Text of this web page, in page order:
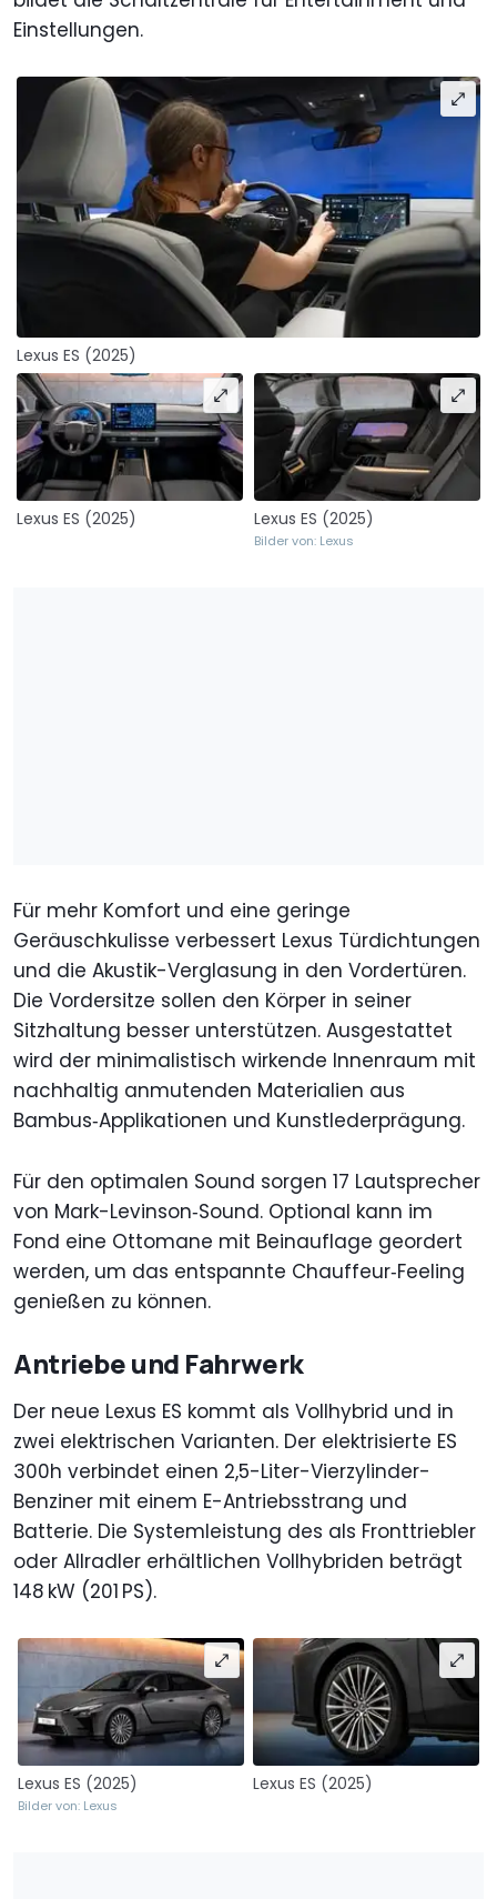
Einstellungen.
Lexus ES (2025)
Lexus ES (2025) Lexus ES (2025)
Bilder von: Lexus
Für mehr Komfort und eine geringe
Geräuschkulisse verbessert Lexus Türdichtungen
und die Akustik-Verglasung in den Vordertüren.
Die Vordersitze sollen den Körper in seiner
Sitzhaltung besser unterstützen. Ausgestattet
wird der minimalistisch wirkende Innenraum mit
nachhaltig anmutenden Materialien aus
Bambus‑Applikationen und Kunstlederprägung.
Für den optimalen Sound sorgen 17 Lautsprecher
von Mark-Levinson‑Sound. Optional kann im
Fond eine Ottomane mit Beinauflage geordert
werden, um das entspannte Chauffeur‑Feeling
genießen zu können.
Antriebe und Fahrwerk
Der neue Lexus ES kommt als Vollhybrid und in
zwei elektrischen Varianten. Der elektrisierte ES
300h verbindet einen 2,5-Liter-Vierzylinder-
Benziner mit einem E-Antriebsstrang und
Batterie. Die Systemleistung des als Fronttriebler
oder Allradler erhältlichen Vollhybriden beträgt
148 kW (201 PS).
Lexus ES (2025)
Bilder von: Lexus
Lexus ES (2025)